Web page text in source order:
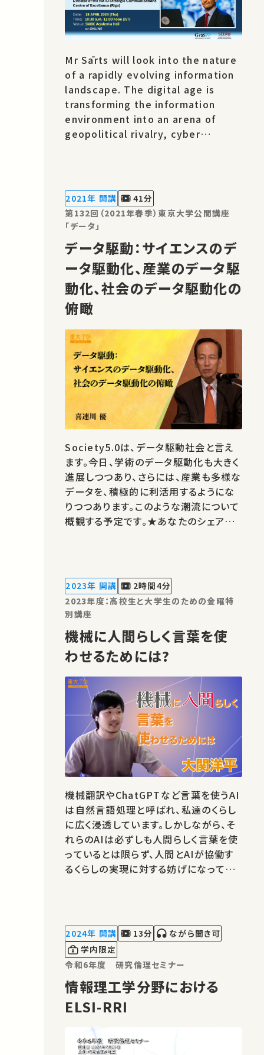
Mr Sārts will look into the nature
of a rapidly evolving information
landscape. The digital age is
transforming the information
environment into an arena of
geopolitical rivalry, cyber
information dissemination and
communication technologies
present new potential
transformative potenti…
2021年 開講
41分
第132回（2021年春季）東京大学公開講座
「データ」
データ駆動：サイエンスのデ
ータ駆動化、産業のデータ駆
動化、社会のデータ駆動化の
俯瞰
Society5.0は、データ駆動社会と言え
ます。今日、学術のデータ駆動化も大きく
進展しつつあり、さらには、産業も多様な
データを、積極的に利活用するようにな
りつつあります。このような潮流について
概観する予定です。★あなたのシェアが、
講演は日本語で行われました。 運営・著
作権処理・映像編集：東京…
2023年 開講
2時間4分
2023年度：高校生と大学生のための金曜特
別講座
機械に人間らしく言葉を使
わせるためには?
機械翻訳やChatGPTなど言葉を使うAI
は自然言語処理と呼ばれ、私達のくらし
に広く浸透しています。しかしながら、そ
れらのAIは必ずしも人間らしく言葉を使
っているとは限らず、人間とAIが協働す
るくらしの実現に対する妨げになってい
したいと思います。 講師：大関洋平 ★高
校生と大学生のための金曜特別…
2024年 開講 13分
ながら聞き可
学内限定
令和6年度 研究倫理セミナー
情報理工学分野における
ELSI-RRI